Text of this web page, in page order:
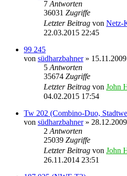
7 Antworten
36031 Zugriffe
Letzter Beitrag von Netz-
22.03.2015 22:45
99 245
von südharzbahner»
5 Antworten
35674 Zugriffe
Letzter Beitrag von John
04.02.2015 17:54
Tw 202 (Combino-Duo,
von südharzbahner»
2 Antworten
25039 Zugriffe
Letzter Beitrag von John
26.11.2014 23:51